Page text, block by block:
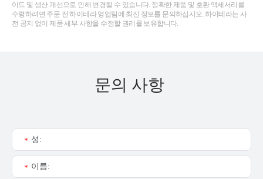
이드 및 생산 개선으로 인해 변경될 수 있습니다. 정확한 제품 및 호환 액세서리를
수령하려면 주문 전 하이테라 영업팀에 최신 정보를 문의하십시오. 하이테라는 사
전 공지 없이 제품 세부 사항을 수정할 권리를 보유합니다.
문의 사항
성:
*
이름:
*